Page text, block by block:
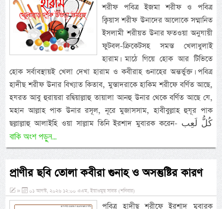
শরীফ পবিত্র ইজমা শরীফ ও পবিত্র
ক্বিয়াস শরীফ উনাদের আলোকে সম্মানিত
ইসলামী শরীয়ত উনার ফতওয়া অনুযায়ী
ফুটবল-ক্রিকেটসহ সমস্ত খেলাধুলাই
হারাম। মাঠে গিয়ে হোক আর টিভিতে
হোক সর্বাবস্থায়ই খেলা দেখা হারাম ও কবীরাহ গুনাহের অন্তর্ভুক্ত। পবিত্র
হাদীছ শরীফ উনার বিখ্যাত কিতাব, মুস্তাদরাকে হাকিম শরীফে বর্ণিত আছে,
হযরত আবু হুরায়রা রদ্বিয়াল্লাহু তায়ালা আনহু উনার থেকে বর্ণিত আছে যে,
মহান আল্লাহ পাক উনার রসূল, নূরে মুজাসসাম, হাবীবুল্লাহ হুযূর পাক
ছল্লাল্লাহু আলাইহি ওয়া সাল্লাম তিনি ইরশাদ মুবারক করেন- كُلُّ لَعِب
বাকি অংশ পড়ুন...
প্রাণীর ছবি তোলা কবীরা গুনাহ ও অসন্তুষ্টির কারণ
» ০১ আগস্ট, ২০২৬ ১২:০০ এএম, ইয়াওমুছ সাবত (শনিবার)
পবিত্র হাদীছ শরীফে ইরশাদ মুবারক